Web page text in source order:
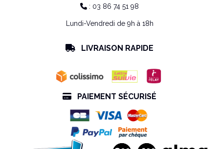
 : 03 86 74 51 98
Lundi-Vendredi de 9h à 18h
 LIVRAISON RAPIDE
 PAIEMENT SÉCURISÉ